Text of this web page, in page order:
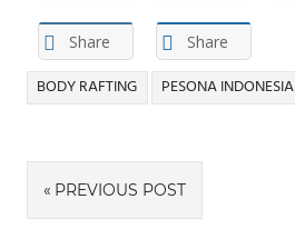
Share Share
BODY RAFTING PESONA INDONESIA
Navigasi
pos
PREVIOUS POST